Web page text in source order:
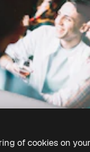
of cookies on